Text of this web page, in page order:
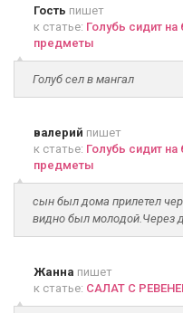
Гость пишет
к статье: Голубь сидит
предметы
Голуб сел в мангал
валерий пишет
к статье: Голубь сидит
предметы
сын был дома прилетел
видно был молодой.Через
Жанна пишет
к статье: САЛАТ С